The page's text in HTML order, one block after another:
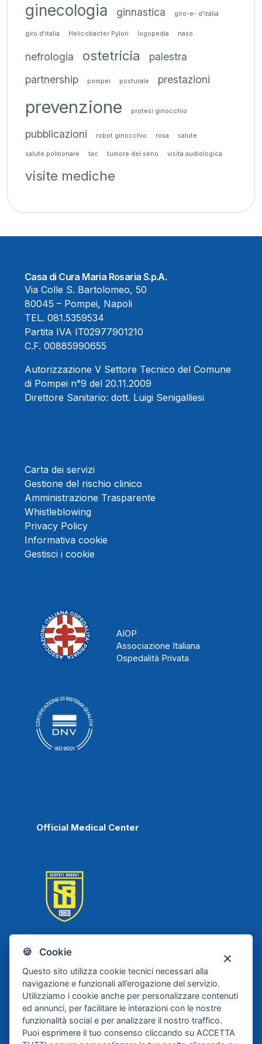
🍪 Cookie
Questo sito utilizza cookie tecnici necessari alla
navigazione e funzionali all’erogazione del servizio.
Utilizziamo i cookie anche per personalizzare contenuti
ed annunci, per facilitare le interazioni con le nostre
funzionalità social e per analizzare il nostro traffico.
Puoi esprimere il tuo consenso cliccando su ACCETTA
ginecologia ginnastica giro-e- d'italia
giro d'italia Helicobacter Pylori logopedia naso
nefrologia ostetricia
palestra
partnership
pompei posturale prestazioni
prevenzione protesi ginocchio
pubblicazioni robot ginocchio rosa salute
salute polmonare tac tumore del seno visita audiologica
visite mediche
Casa di Cura Maria Rosaria S.p.A.
Via Colle S. Bartolomeo, 50
80045 – Pompei, Napoli
TEL. 081.5359534
Partita IVA IT02977901210
C.F. 00885990655
Autorizzazione V Settore Tecnico del Comune
di Pompei n°9 del 20.11.2009
Direttore Sanitario: dott. Luigi Senigalliesi
Carta dei servizi
Gestione del rischio clinico
Amministrazione Trasparente
Whistleblowing
Privacy Policy
Informativa cookie
Gestisci i cookie
AIOP
Associazione Italiana
Ospedalità Privata
Official Medical Center
Scafati Basket